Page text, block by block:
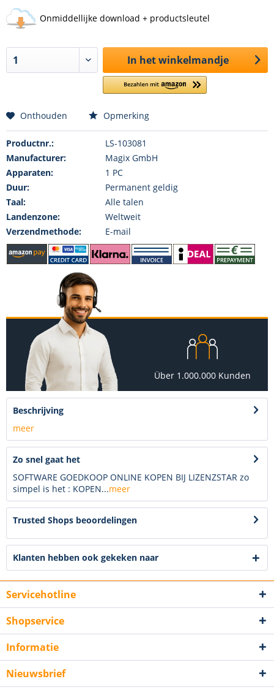
Onmiddellijke download + productsleutel
In het winkelmandje
Onthouden Opmerking
Productnr.:
LS-103081
Manufacturer:
Magix GmbH
Apparaten:
1 PC
Duur:
Permanent geldig
Taal:
Alle talen
Landenzone:
Weltweit
Verzendmethode:
E-mail
Über 1.000.000 Kunden
Beschrijving
meer
Zo snel gaat het
SOFTWARE GOEDKOOP ONLINE KOPEN BIJ LIZENZSTAR zo
simpel is het : KOPEN...meer
Trusted Shops beoordelingen
Klanten hebben ook gekeken naar
Servicehotline
Shopservice
Informatie
Nieuwsbrief